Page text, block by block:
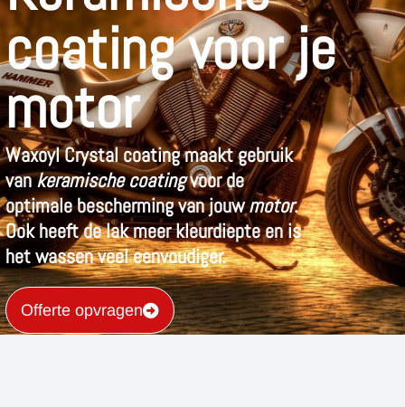
coating voor je
motor
Waxoyl Crystal coating maakt gebruik
vankeramische coatingvoor de
optimale bescherming van jouwmotor.
Ook heeft de lak meer kleurdiepte en is
het wassen veel eenvoudiger.
Offerte opvragen